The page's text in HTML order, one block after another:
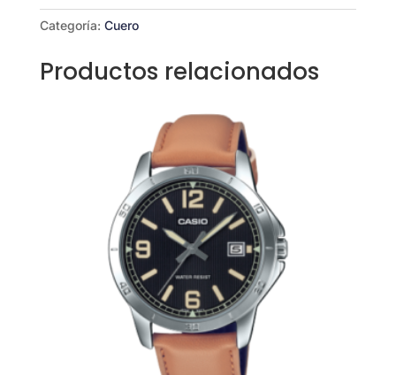
Categoría: Cuero
Productos relacionados